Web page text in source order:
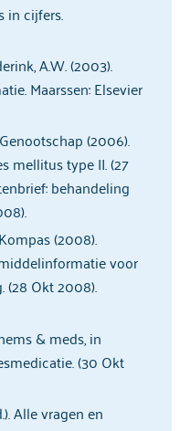
in cijfers.
A.W. (2003).
Maarssen: Elsevier
(2006).
mellitus type II. (27
behandeling
(2008).
voor
(28 Okt 2008).
& meds, in
(30 Okt
Alle vragen en